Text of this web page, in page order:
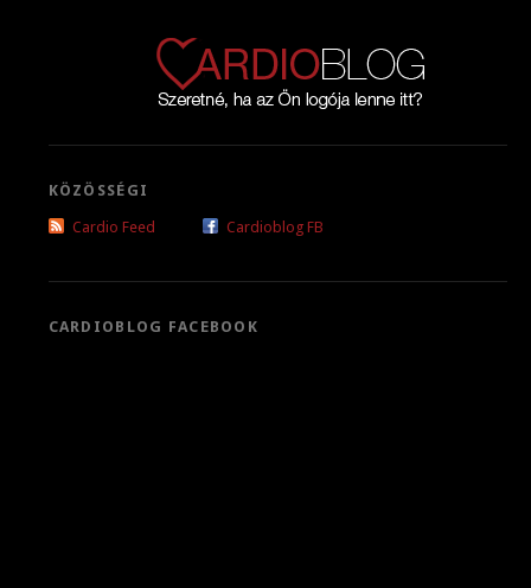
KÖZÖSSÉGI
Cardio Feed Cardioblog FB
CARDIOBLOG FACEBOOK